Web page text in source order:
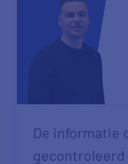
Dhr. N uit
Dhr. M uit
Dhr. J uit
Dhr. M uit
De informatie